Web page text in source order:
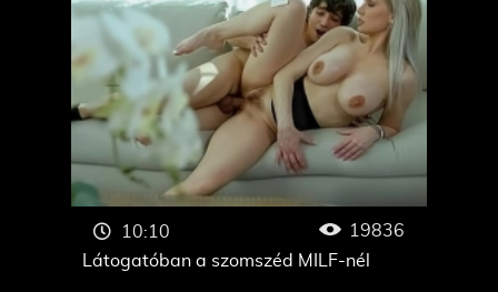
Látogatóban a szomszéd MILF-nél
10:10 19836